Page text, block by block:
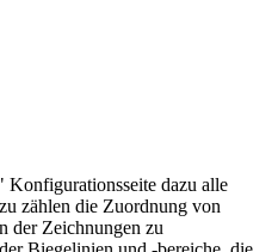
dazu alle
zählen die Zuordnung von
der Zeichnungen zu